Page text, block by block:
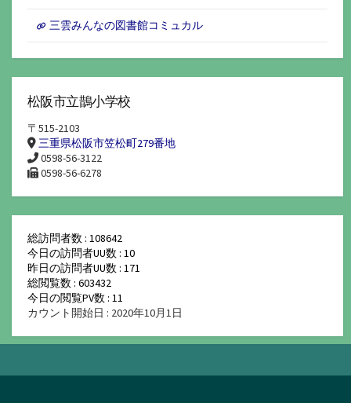
三雲みんなの図書館コミュカル
松阪市立鵲小学校
〒515-2103
三重県松阪市笠松町279番地
0598-56-3122
0598-56-6278
総訪問者数 : 108642
今日の訪問者UU数 : 10
昨日の訪問者UU数 : 171
総閲覧数 : 603432
今日の閲覧PV数 : 11
カウント開始日 : 2020年10月1日